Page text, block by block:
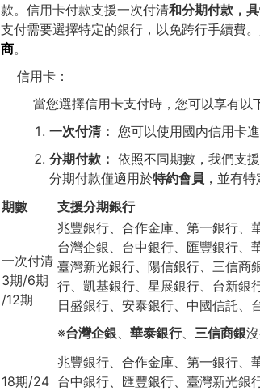
款。信用卡付款支援一次付清和分期付款，
支付需要選擇特定的銀行，以免跨行手續費
商。
信用卡：
當您選擇信用卡支付時，您可以享有以
一次付清： 您可以使用國内信用卡進
分期付款： 依照不同期數，我們支
分期付款僅適用於特約會員 ，並有
期數
支援分期銀行
一次付清
3期/6期
/12期
兆豐銀行、合作金庫、第一銀行、
台灣企銀、台中銀行、匯豐銀行、
臺灣新光銀行、陽信銀行、三信商
行、凱基銀行、星展銀行、台新銀行
日盛銀行、安泰銀行、中國信託、
※台灣企銀 華泰銀行、 三信商銀
18期/24
兆豐銀行、合作金庫、第一銀行、
台中銀行、匯豐銀行、臺灣新光銀